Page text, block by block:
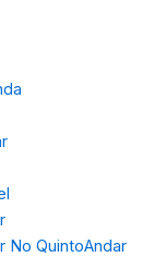
No QuintoAndar